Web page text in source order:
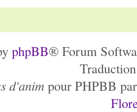
phpBB® Forum
d'anim pour PHPBB